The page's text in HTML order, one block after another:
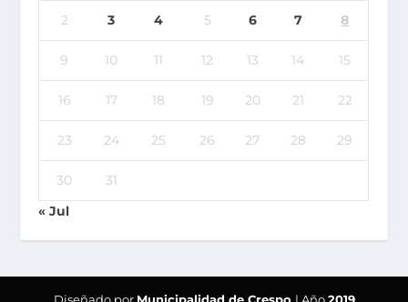
2 3 4 5 6 7 8
9 10 11 12 13 14 15
16 17 18 19 20 21 22
23 24 25 26 27 28 29
30
31
« Jul